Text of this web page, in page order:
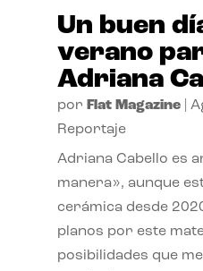
Un buen
verano
Adriana
por Flat Magazine|
Reportaje
Adriana Cabello es
manera», aunque
cerámica desde
planos por este
posibilidades que